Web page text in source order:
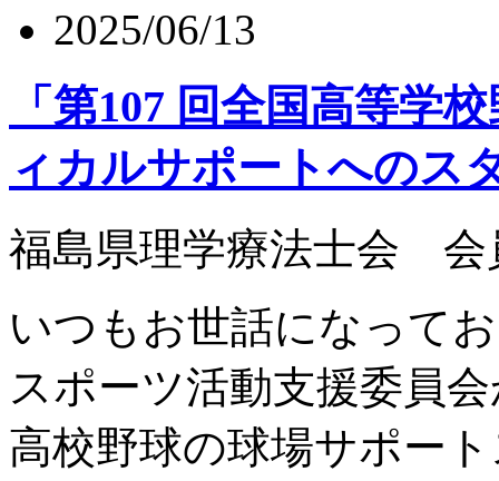
2025/06/13
「第107 回全国⾼等学
ィカルサポートへのス
福島県理学療法士会 会
いつもお世話になって
スポーツ活動支援委員
高校野球の球場サポー